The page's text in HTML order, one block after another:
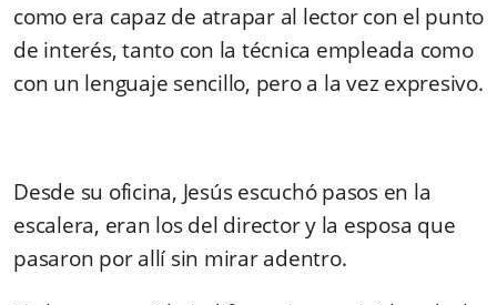
como era capaz de atrapar al lector con el punto
de interés, tanto con la técnica empleada como
con un lenguaje sencillo, pero a la vez expresivo.
Desde su oficina, Jesús escuchó pasos en la
escalera, eran los del director y la esposa que
pasaron por allí sin mirar adentro.